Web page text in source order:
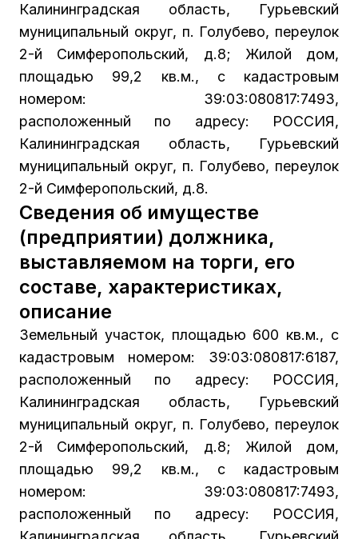
Калининградская область, Гурьевский
муниципальный округ, п. Голубево, переулок
2-й Симферопольский, д.8; Жилой дом,
площадью 99,2 кв.м., с кадастровым
номером: 39:03:080817:7493,
расположенный по адресу: РОССИЯ,
Калининградская область, Гурьевский
муниципальный округ, п. Голубево, переулок
2-й Симферопольский, д.8.
Сведения об имуществе
(предприятии) должника,
выставляемом на торги, его
составе, характеристиках,
описание
Земельный участок, площадью 600 кв.м., с
кадастровым номером: 39:03:080817:6187,
расположенный по адресу: РОССИЯ,
Калининградская область, Гурьевский
муниципальный округ, п. Голубево, переулок
2-й Симферопольский, д.8; Жилой дом,
площадью 99,2 кв.м., с кадастровым
номером: 39:03:080817:7493,
расположенный по адресу: РОССИЯ,